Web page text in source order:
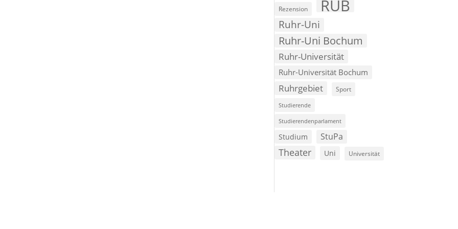
Rezension RUB
Ruhr-Uni
Ruhr-Uni Bochum
Ruhr-Universität
Ruhr-Universität Bochum
Ruhrgebiet Sport
Studierende
Studierendenparlament
Studium StuPa
Theater Uni Universität